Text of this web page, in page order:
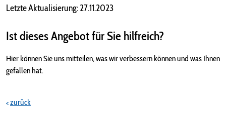
Letzte Aktualisierung: 27.11.2023
Ist dieses Angebot für Sie hilfreich?
Hier können Sie uns mitteilen, was wir verbessern können und was Ihnen
gefallen hat.
zurück